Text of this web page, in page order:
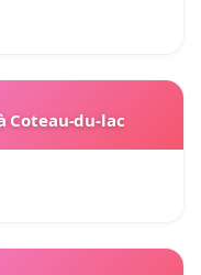
Coteau-du-lac